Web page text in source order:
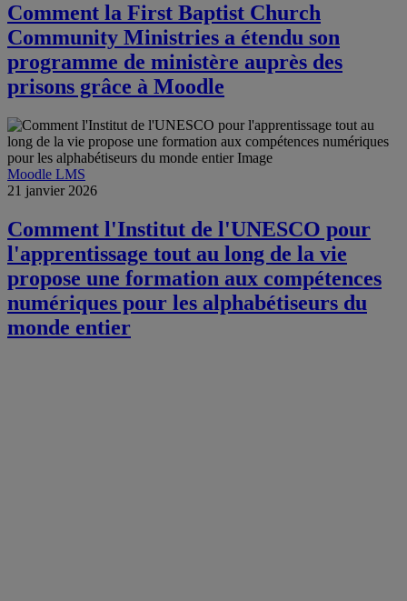
Comment la First Baptist Church
Community Ministries a étendu son
programme de ministère auprès des
prisons grâce à Moodle
Moodle LMS
21 janvier 2026
Comment l'Institut de l'UNESCO pour
l'apprentissage tout au long de la vie
propose une formation aux compétences
numériques pour les alphabétiseurs du
monde entier